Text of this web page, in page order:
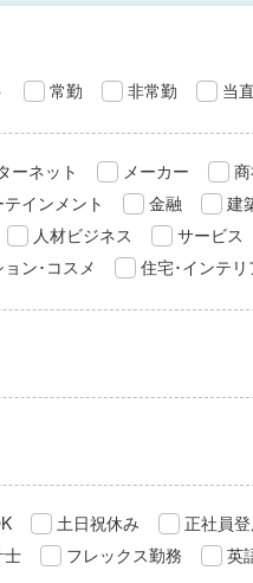
常勤 非常勤 当直
ーネット メーカー
インメント
金融 建
人材ビジネス サービス
ン･コスメ
住宅･インテリ
土日祝休み 正社員
士
フレックス勤務 英